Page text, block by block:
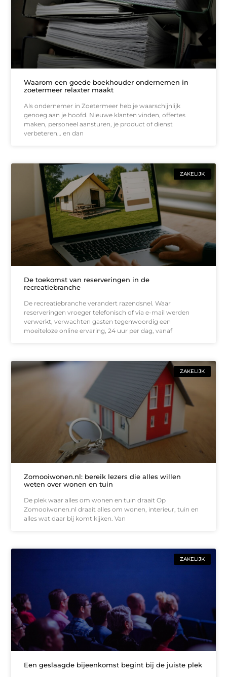
Waarom een goede boekhouder ondernemen in
zoetermeer relaxter maakt
Als ondernemer in Zoetermeer heb je waarschijnlijk
genoeg aan je hoofd. Nieuwe klanten vinden, offertes
maken, personeel aansturen, je product of dienst
verbeteren… en dan
ZAKELIJK
De toekomst van reserveringen in de
recreatiebranche
De recreatiebranche verandert razendsnel. Waar
reserveringen vroeger telefonisch of via e-mail werden
verwerkt, verwachten gasten tegenwoordig een
moeiteloze online ervaring, 24 uur per dag, vanaf
ZAKELIJK
Zomooiwonen.nl: bereik lezers die alles willen
weten over wonen en tuin
De plek waar alles om wonen en tuin draait Op
Zomooiwonen.nl draait alles om wonen, interieur, tuin en
alles wat daar bij komt kijken. Van
ZAKELIJK
Een geslaagde bijeenkomst begint bij de juiste plek